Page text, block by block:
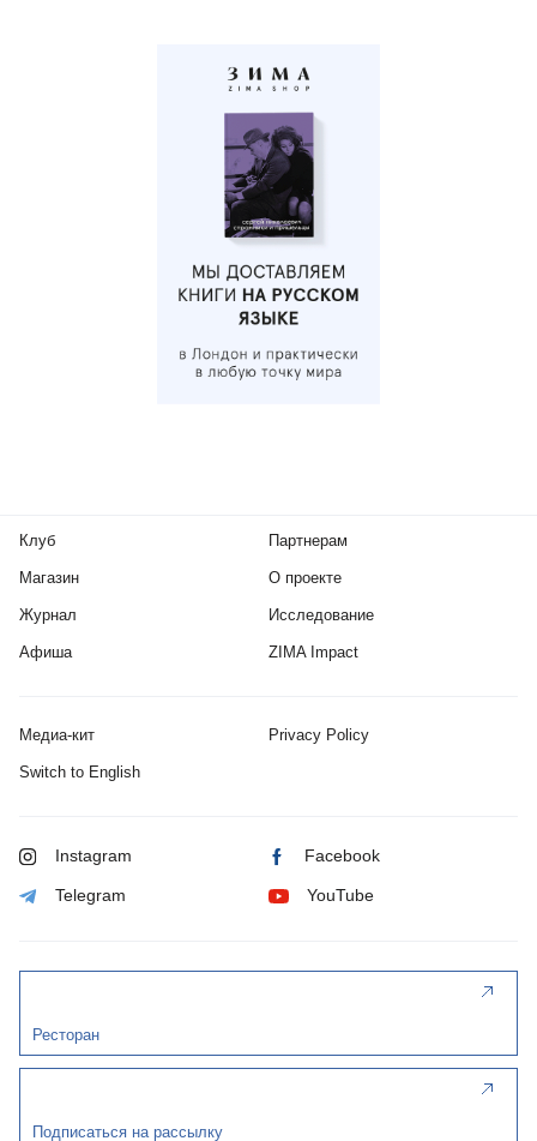
Клуб
Магазин
Журнал
Афиша
Партнерам
О проекте
Исследование
ZIMA Impact
Медиа-кит Privacy Policy
Switch to English
Instagram Facebook
Telegram YouTube
Ресторан
Подписаться на рассылку